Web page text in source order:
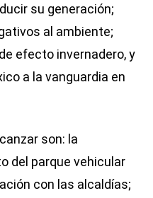
su generación;
al ambiente;
efecto invernadero, y
a la vanguardia en
son: la
del parque vehicular
con las alcaldías;